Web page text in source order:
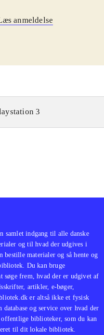
anmeldelse
3
samlet indgang til alle danske
og til hvad der udgives i
bestille materialer og så hente og
Du kan bruge
frem, hvad der er udgivet af
artikler, e-bøger,
er altså ikke et fysisk
og service over hvad der
offentlige biblioteker, som du kan
til dit lokale bibliotek.